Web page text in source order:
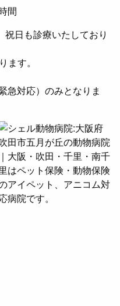
祝日も診療いたしており
ます。
急対応）のみとなりま